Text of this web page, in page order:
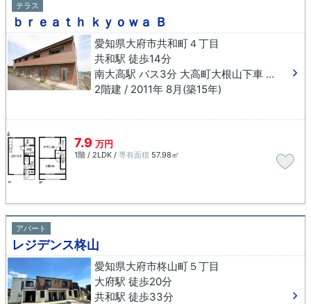
テラス
ｂｒｅａｔｈ ｋｙｏｗａ Ｂ
愛知県大府市共和町４丁目
共和駅 徒歩14分
南大高駅 バス3分 大高町大根山下車 徒歩17分
2階建 / 2011年 8月(築15年)
7.9 万円
1階 / 2LDK / 専有面積 57.98㎡
アパート
レジデンス柊山
愛知県大府市柊山町５丁目
大府駅 徒歩20分
共和駅 徒歩33分